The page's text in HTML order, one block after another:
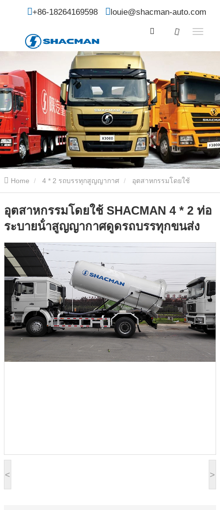
+86-18264169598 louie@shacman-auto.com
Home 4 * 2 รถบรรทุกสูญญากาศ
SHACMAN 4 * 2 ท่อระบายน้ําสูญญากาศดูดรถบรรทุกขนส่ง
< >
อุตสาหกรรมโดยใช้ SHACMAN 4 * 2 ท่อ
ระบายน้ําสูญญากาศดูดรถบรรทุกขนส่ง